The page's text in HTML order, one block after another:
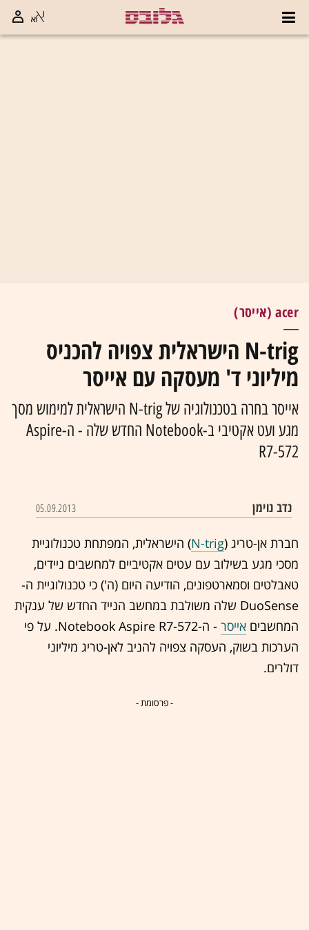
acer (אייסר)
N-trig הישראלית צפויה להכניס
מיליוני ד' מעסקה עם אייסר
אייסר בחרה בטכנולוגיה של N-trig הישראלית למימוש מסך
מגע ועט אקטיבי ב-Notebook החדש שלה - ה-Aspire
R7-572
נדב נוימן 05.09.2013
חברת אן-טריג (N-trig) הישראלית, המפתחת טכנולוגיית
מסכי מגע בשילוב עם עטים אקטיביים למחשבים ניידים,
טאבלטים וסמארטפונים, הודיעה היום (ה') כי טכנולוגיית ה-
DuoSense שלה משולבת במחשב הנייד החדש של ענקית
המחשבים אייסר -
ה-Notebook Aspire R7-572. על פי
הערכות בשוק, העסקה צפויה להניב לאן-טריג מיליוני
דולרים.
- פרסומת -